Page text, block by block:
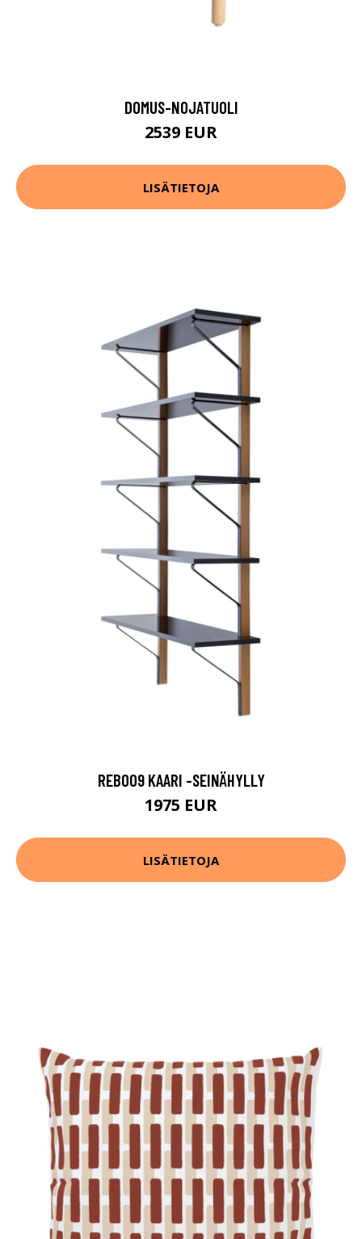
DOMUS-NOJATUOLI
2539 EUR
LISÄTIETOJA
REB009 KAARI -SEINÄHYLLY
1975 EUR
LISÄTIETOJA